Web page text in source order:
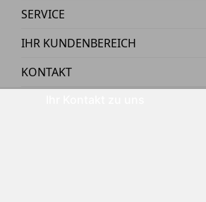
SERVICE
IHR KUNDENBEREICH
KONTAKT